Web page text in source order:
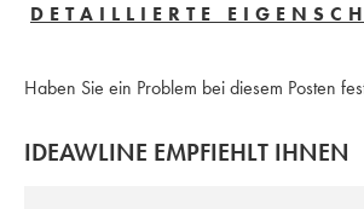
DETAILLIERTE
Haben Sie ein Problem bei diesem Posten
IDEAWLINE EMPFIEHLT IHNEN